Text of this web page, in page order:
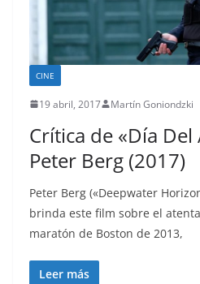
CINE
19 abril, 2017 Martín Goniondzki
Crítica de «Día
Peter Berg (2017)
Peter Berg («Deepwater
brinda este film sobre el
maratón de Boston de 2013,
Leer más